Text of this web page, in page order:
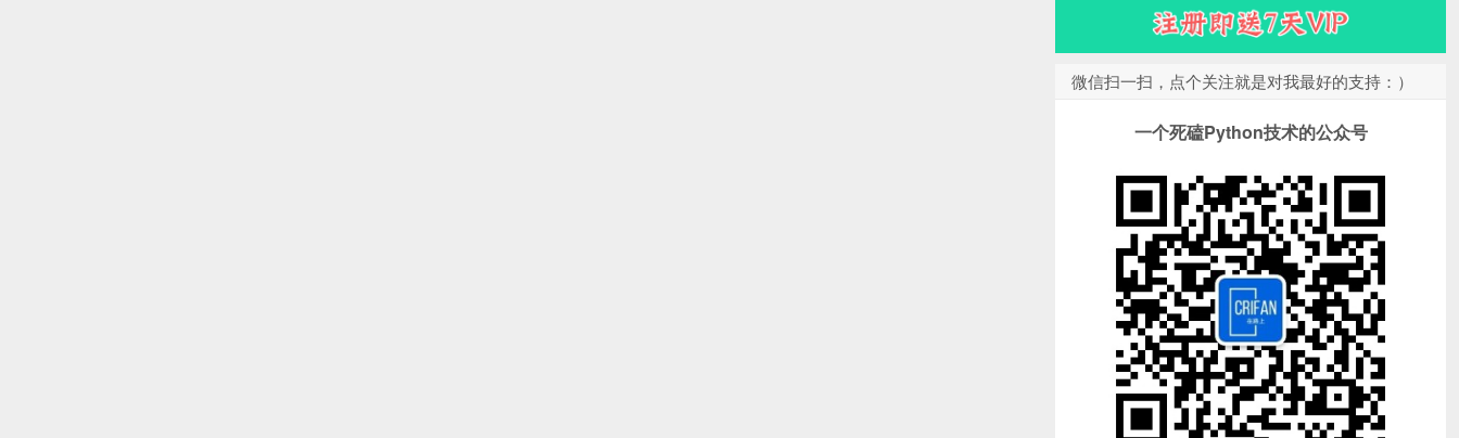
微信扫一扫，点个关注就是对我最好的支持：）
一个死磕Python技术的公众号